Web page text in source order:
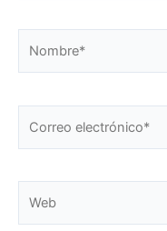
electrónico*